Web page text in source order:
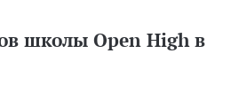
школы Open High в